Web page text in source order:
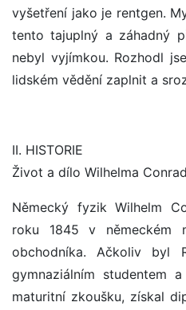
vyšetření jako je rentgen.
tento tajuplný a záhadný
nebyl vyjímkou. Rozhodl
lidském vědění zaplnit a
II. HISTORIE
Život a dílo Wilhelma
Německý fyzik Wilhelm
roku 1845 v německém
obchodníka. Ačkoliv byl
gymnaziálním studentem
maturitní zkoušku, získal